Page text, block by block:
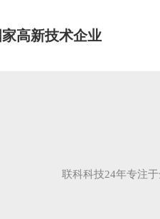
家高新技术企业
联科科技24年专注